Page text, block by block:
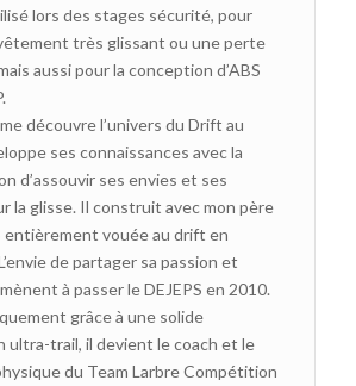
lors des stages sécurité, pour
très glissant ou une perte
aussi pour la conception d’ABS
découvre l’univers du Drift au
ses connaissances avec la
d’assouvir ses envies et ses
la glisse. Il construit avec mon père
entièrement vouée au drift en
de partager sa passion et
à passer le DEJEPS en 2010.
grâce à une solide
ultra-trail, il devient le coach et le
du Team Larbre Compétition